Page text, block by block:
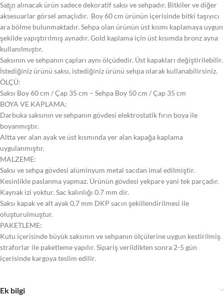
Satın alınacak ürün sadece dekoratif saksı ve sehpadır. Bitkiler ve diğer
aksesuarlar görsel amaçlıdır. Boy 60 cm ürünün içerisinde bitki taşıyıcı
ara bölme bulunmaktadır. Sehpa olan ürünün üst kısmı kaplamaya uygun
şekilde yapıştırılmış aynadır. Gold kaplama için üst kısımda bronz ayna
kullanılmıştır.
Saksının ve sehpanın çapları aynı ölçüdedir. Üst kapakları değiştirilebilir.
İstediğiniz ürünü saksı, istediğiniz ürünü sehpa olarak kullanabilirsiniz.
ÖLÇÜ:
Saksı Boy 60 cm / Çap 35 cm – Sehpa Boy 50 cm / Çap 35 cm
BOYA VE KAPLAMA:
Darbuka saksının ve sehpanın gövdesi elektrostatik fırın boya ile
boyanmıştır.
Altta yer alan ayak ve üst kısmında yer alan kapağa kaplama
uygulanmıştır.
MALZEME:
Saksı ve sehpa gövdesi alüminyum metal sacdan imal edilmiştir.
Kesinlikle paslanma yapmaz. Ürünün gövdesi yekpare yani tek parçadır.
Kaynak izi yoktur. Sac kalınlığı 0.7 mm dir.
Saksı kapak ve alt ayak 0,7 mm DKP sacın şekillendirilmesi ile
oluşturulmuştur.
PAKETLEME:
Kutu içerisinde büyük saksının ve sehpanın ölçülerine uygun kestirilmiş
straforlar ile paketleme yapılır. Sipariş verildikten sonra 2-5 gün
içerisinde kargoya teslim edilir.
Ek bilgi